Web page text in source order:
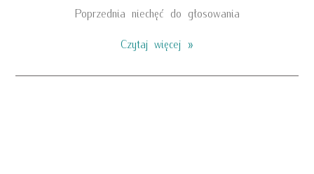
Poprzednia niechęć do głosowania
Czytaj więcej »